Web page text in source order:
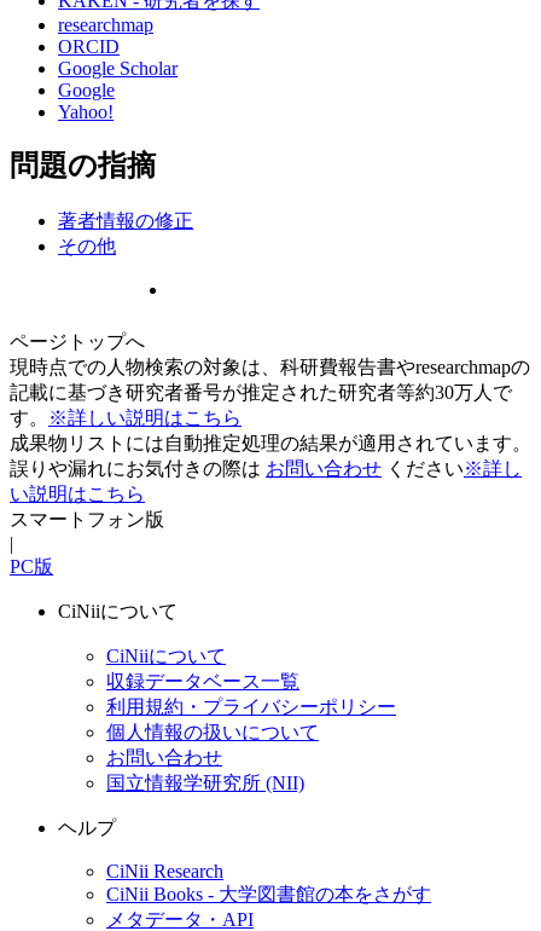
researchmap
ORCID
Google Scholar
Google
Yahoo!
問題の指摘
著者情報の修正
その他
ページトップへ
現時点での人物検索の対象は、科研費報告書やresearchmapの
記載に基づき研究者番号が推定された研究者等約30万人で
す。
※詳しい説明はこちら
成果物リストには自動推定処理の結果が適用されています。
誤りや漏れにお気付きの際は お問い合わせ ください※詳し
い説明はこちら
スマートフォン版
|
PC版
CiNiiについて
CiNiiについて
収録データベース一覧
利用規約・プライバシーポリシー
個人情報の扱いについて
お問い合わせ
国立情報学研究所 (NII)
ヘルプ
CiNii Research
CiNii Books - 大学図書館の本をさがす
メタデータ・API